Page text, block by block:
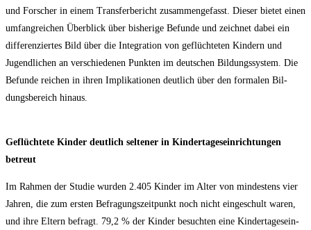
und For­scher in einem Trans­fer­be­richt zusam­men­ge­fasst. Die­ser bie­tet einen
umfang­rei­chen Über­blick über bis­he­ri­ge Befun­de und zeich­net dabei ein
dif­fe­ren­zier­tes Bild über die Inte­gra­ti­on von geflüch­te­ten Kin­dern und
Jugend­li­chen an ver­schie­de­nen Punk­ten im deut­schen Bil­dungs­sys­tem. Die
Befun­de rei­chen in ihren Impli­ka­tio­nen deut­lich über den for­ma­len Bil­
dungs­be­reich hinaus.
Geflüch­te­te Kin­der deut­lich sel­te­ner in Kin­der­ta­ges­ein­rich­tun­gen
betreut
Im Rah­men der Stu­die wur­den 2.405 Kin­der im Alter von min­des­tens vier
Jah­ren, die zum ers­ten Befra­gungs­zeit­punkt noch nicht ein­ge­schult waren,
und ihre Eltern befragt. 79,2 % der Kin­der besuch­ten eine Kin­der­ta­ges­ein­